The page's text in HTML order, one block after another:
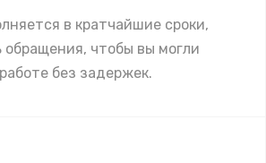
в кратчайшие сроки,
обращения, чтобы вы могли
без задержек.